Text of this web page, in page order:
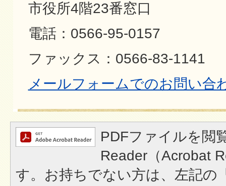
市役所4階23番窓口
電話：0566-95-0157
ファックス：0566-83-1141
メールフォームでのお問い合
PDFファイルを閲
Reader（Acrobat
す。お持ちでない方は、左記の